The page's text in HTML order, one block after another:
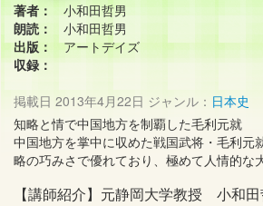
著者：
小和田哲男
朗読：
小和田哲男
出版：
アートデイズ
収録：
掲載日 2013年4月22日 ジャンル： 日本史
知略と情で中国地方を制覇した毛利元就
中国地方を掌中に収めた戦国武将・毛利元
略の巧みさで優れており、極めて人情的な
【講師紹介】元静岡大学教授 小和田